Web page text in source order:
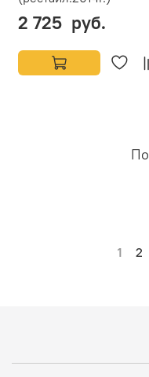
2 725 руб.
1 2